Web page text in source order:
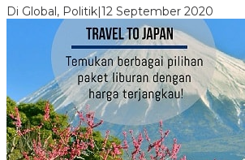
Di Global, Politik|12 September 2020